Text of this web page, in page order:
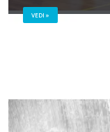
VEDI »